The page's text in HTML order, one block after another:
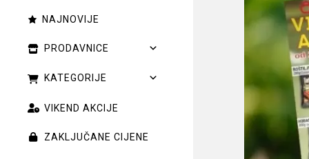
NAJNOVIJE
PRODAVNICE
KATEGORIJE
VIKEND AKCIJE
ZAKLJUČANE CIJENE